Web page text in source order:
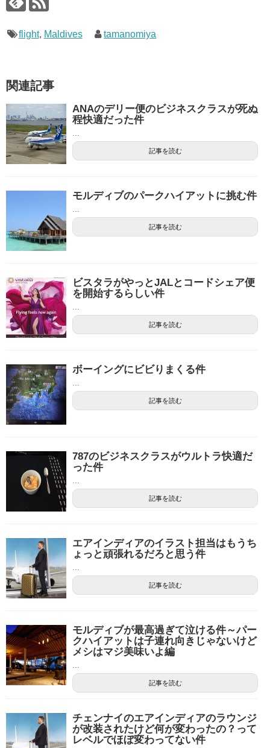
flight, Maldives tamanomiya
関連記事
ANAのデリー便のビジネスクラスが死ぬ
程快適だった件
...
記事を読む
モルディブのパークハイアットに挑む件
...
記事を読む
ビスタラがやっとJALとコードシェア便
を開始するらしい件
...
記事を読む
ボーイングにビビりまくる件
...
記事を読む
787のビジネスクラスがウルトラ快適だ
った件
...
記事を読む
エアインディアのイラスト担当はもうち
ょっと頑張れるだろと思う件
...
記事を読む
モルディブが最高過ぎて泣ける件～パー
クハイアットは子連れ向きじゃないけど
メシはマジ美味いよ編
...
記事を読む
チェンナイのエアインディアのラウンジ
が改装されたけど何が変わったの？って
レベルでほぼ変わってない件